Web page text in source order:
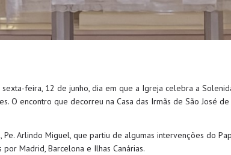
feira, 12 de junho, dia em que a Igreja celebra a
O encontro que decorreu na Casa das Irmãs de São José
Arlindo Miguel, que partiu de algumas intervenções do
Madrid, Barcelona e Ilhas Canárias.